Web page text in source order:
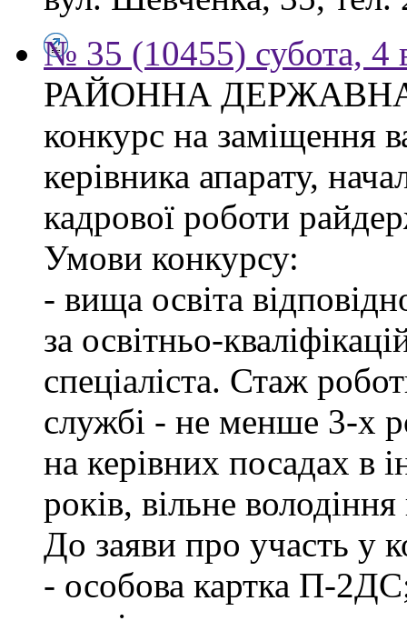
№ 35 (10455) субота, 4
РАЙОННА ДЕРЖАВНА
конкурс на заміщення
керівника апарату,
кадрової роботи
Умови конкурсу:
- вища освіта
за освітньо-
спеціаліста. Стаж
службі - не менше 3-х
на керівних посадах в
років, вільне
До заяви про участь у
- особова картка П-